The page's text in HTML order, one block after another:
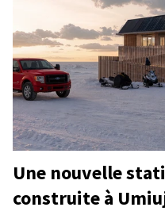
Une nouvelle
construite à